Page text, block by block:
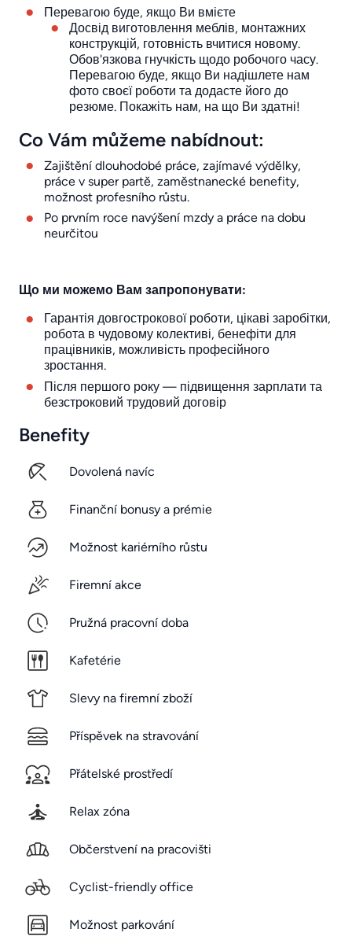
Перевагою буде, якщо Ви вмієте
Досвід виготовлення меблів, монтажних
конструкцій, готовність вчитися новому.
Обов'язкова гнучкість щодо робочого часу.
Перевагою буде, якщо Ви надішлете нам
фото своєї роботи та додасте його до
резюме. Покажіть нам, на що Ви здатні!
Co Vám můžeme nabídnout:
Zajištění dlouhodobé práce, zajímavé výdělky,
práce v super partě, zaměstnanecké benefity,
možnost profesního růstu.
Po prvním roce navýšení mzdy a práce na dobu
neurčitou
Що ми можемо Вам запропонувати:
Гарантія довгострокової роботи, цікаві заробітки,
робота в чудовому колективі, бенефіти для
працівників, можливість професійного
зростання.
Після першого року — підвищення зарплати та
безстроковий трудовий договір
Benefity
Dovolená navíc
Finanční bonusy a prémie
Možnost kariérního růstu
Firemní akce
Pružná pracovní doba
Kafetérie
Slevy na firemní zboží
Příspěvek na stravování
Přátelské prostředí
Relax zóna
Občerstvení na pracovišti
Cyclist-friendly office
Možnost parkování